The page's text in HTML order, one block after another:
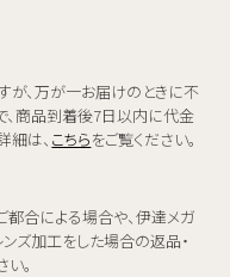
が、万が一お届けのときに不
商品到着後7日以内に代金
細は、 こちらをご覧ください。
都合による場合や、伊達メガ
ンズ加工をした場合の返品・
。